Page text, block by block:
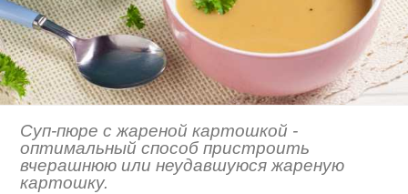
Суп-пюре с жареной картошкой -
оптимальный способ пристроить
вчерашнюю или неудавшуюся жареную
картошку.